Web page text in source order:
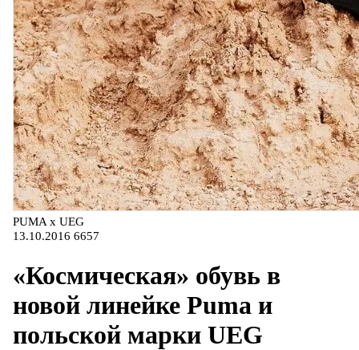
PUMA x UEG
13.10.2016 6657
«Космическая» обувь в
новой линейке Puma и
польской марки UEG